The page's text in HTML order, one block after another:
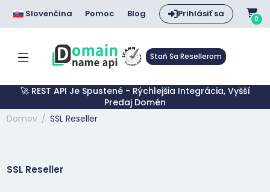
Slovenčina Pomoc Blog Prihlásiť sa 0
Staň Sa Resellerom
🚀 REST API Je Spustené - Rýchlejšia Integrácia, Vyšší
Predaj Domén
Domov
SSL Reseller
SSL Reseller